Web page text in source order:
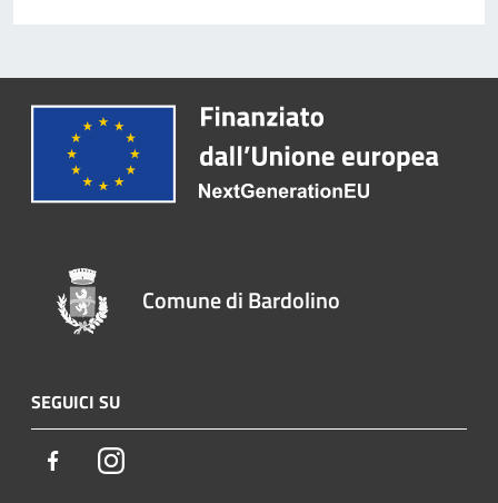
Comune di Bardolino
SEGUICI SU
FacebookInstagram